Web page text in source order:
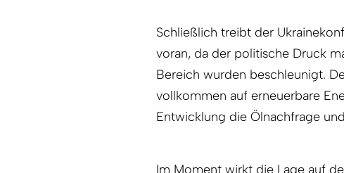
Schließlich treibt der
voran, da der politische Druck
Bereich wurden beschleunigt.
vollkommen auf erneuerbare
Entwicklung die Ölnachfrage
Im Moment wirkt die Lage auf